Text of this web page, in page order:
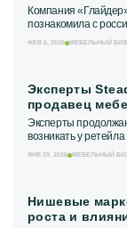
Компания
познакомила с
потребителей. Как
ФЕВ 6, 2026 МЕБЕЛЬНЫЙ
Эксперты
продавец
Эксперты
возникать у
обучением
ЯНВ 29, 2026 МЕБЕЛЬНЫЙ
Нишевые
роста и